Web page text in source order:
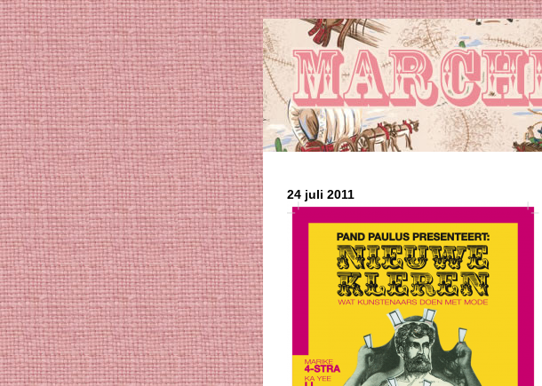
24 juli 2011